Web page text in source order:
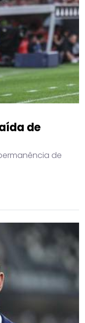
de
de